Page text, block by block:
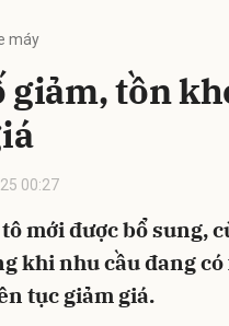
máy
giảm, tồn
00:27
mới được bổ sung,
khi nhu cầu đang có
tục giảm giá.